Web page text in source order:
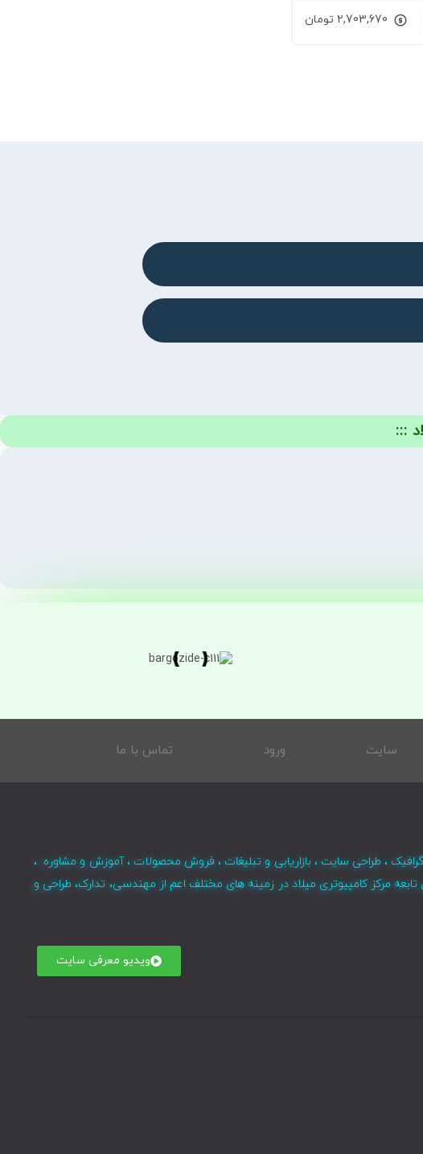
2,703,670 تومان
:::
سایت ورود تماس با ما
، طراحی سایت ، بازاریابی و تبلیغات ، فروش محصولات ، آموزش و مشاوره ،
مرکز کامپیوتری میلاد در زمینه های مختلف اعم از مهندسی، تدارک، طراحی و
ویدیو معرفی سایت